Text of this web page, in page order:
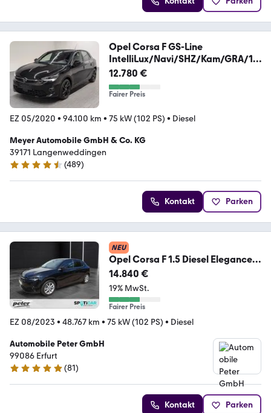
Opel Corsa F GS-Line
IntelliLux/Navi/SHZ/Kam/GRA/17
LM
12.780 €
Fairer Preis
EZ 05/2020 • 94.100 km • 75 kW (102 PS) • Diesel
Meyer Automobile GmbH & Co. KG
39171 Langenweddingen
4.6 Sterne
(489)
Kontakt Parken
NEU
Opel Corsa F 1.5 Diesel Elegance
Klimaautomatik Sitzh
14.840 €
19% MwSt.
Fairer Preis
EZ 08/2023 • 48.767 km • 75 kW (102 PS) • Diesel
Automobile Peter GmbH
99086 Erfurt
4.9 Sterne
(81)
Kontakt Parken